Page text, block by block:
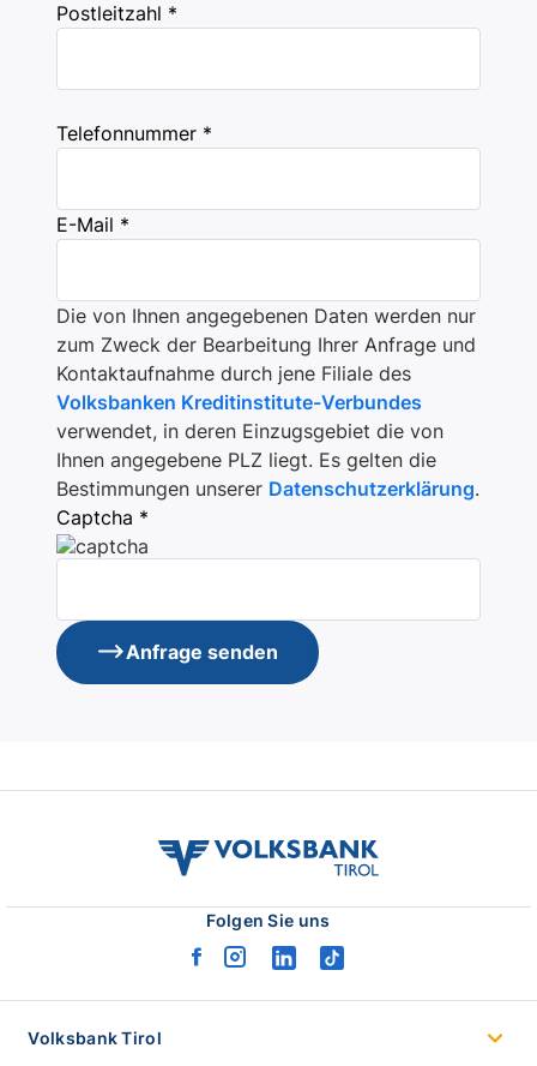
Postleitzahl *
Telefonnummer *
E-Mail *
Die von Ihnen angegebenen Daten werden nur
zum Zweck der Bearbeitung Ihrer Anfrage und
Kontaktaufnahme durch jene Filiale des
Volksbanken Kreditinstitute-Verbundes
verwendet, in deren Einzugsgebiet die von
Ihnen angegebene PLZ liegt. Es gelten die
Bestimmungen unserer Datenschutzerklärung.
Captcha *
Anfrage senden
volksbank
Folgen Sie uns
facebook
instagram
linkedintiktok
Volksbank Tirol